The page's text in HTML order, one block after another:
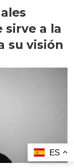
sirve a la
su visión
ES